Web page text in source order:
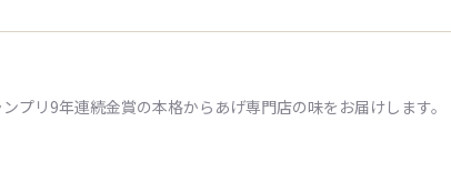
プリ9年連続金賞の本格からあげ専門店の味をお届けします。